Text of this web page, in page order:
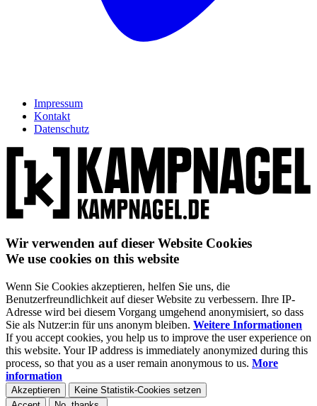
Impressum
Kontakt
Datenschutz
Wir verwenden auf dieser Website Cookies
We use cookies on this website
Wenn Sie Cookies akzeptieren, helfen Sie uns, die
Benutzerfreundlichkeit auf dieser Website zu verbessern. Ihre IP-
Adresse wird bei diesem Vorgang umgehend anonymisiert, so dass
Sie als Nutzer:in für uns anonym bleiben. Weitere Informationen
If you accept cookies, you help us to improve the user experience on
this website. Your IP address is immediately anonymized during this
process, so that you as a user remain anonymous to us. More
information